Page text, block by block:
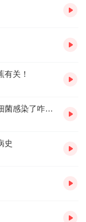
有关！
【说电影】木乃伊：万一真被金字塔细菌感染了咋办？
史